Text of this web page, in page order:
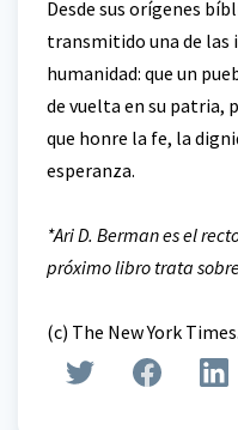
Desde sus orígenes
transmitido una de las
humanidad: que un
de vuelta en su patria,
que honre la fe, la
esperanza.
*Ari D. Berman es el
próximo libro trata
(c) The New York Times.